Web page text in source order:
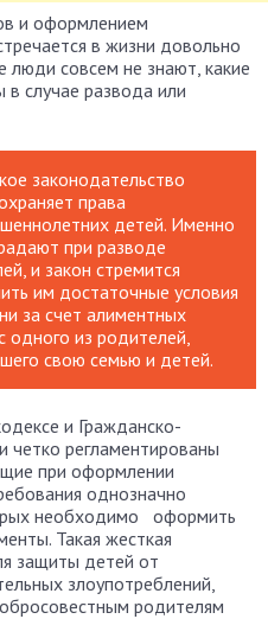
и оформлением
в жизни довольно
люди совсем не знают, какие
случае развода или
законодательство
права
детей. Именно
при разводе
и закон стремится
им достаточные условия
за счет алиментных
одного из родителей,
свою семью и детей.
и Гражданско-
четко регламентированы
при оформлении
однозначно
необходимо оформить
Такая жесткая
защиты детей от
злоупотреблений,
родителям